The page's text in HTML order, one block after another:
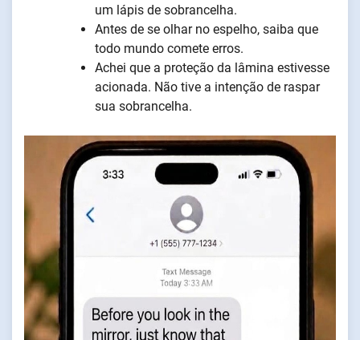
um lápis de sobrancelha.
Antes de se olhar no espelho, saiba que
todo mundo comete erros.
Achei que a proteção da lâmina estivesse
acionada. Não tive a intenção de raspar
sua sobrancelha.